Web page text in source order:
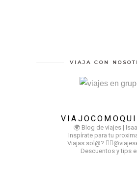
VIAJA CON
🌍 Blog de viajes |
Inspírate para tu
Viajas sol@?
Descuentos y tips